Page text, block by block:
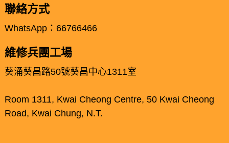
聯絡方式
WhatsApp：66766466
維修兵團工場
葵涌葵昌路50號葵昌中心1311室
Room 1311, Kwai Cheong Centre, 50 Kwai Cheong
Road, Kwai Chung, N.T.